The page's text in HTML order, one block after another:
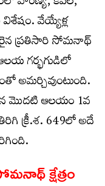
వేయ్యేళ్ల
ప్రతిసారి సోమనాథ్
గర్భగుడిలో
అమర్చివుంటుంది.
మొదటి ఆలయం 1వ
క్రీ.శ. 649లో అదే
క్షేత్రం